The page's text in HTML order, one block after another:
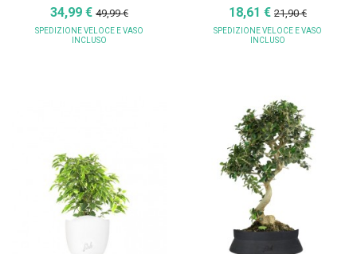
34,99 € 49,99 €
SPEDIZIONE VELOCE E VASO
INCLUSO
18,61 € 21,90 €
SPEDIZIONE VELOCE E VASO
INCLUSO